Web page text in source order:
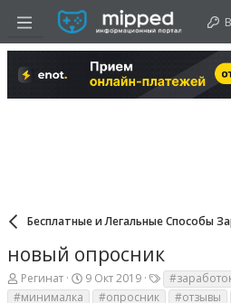
Бесплатные и Легальные Способы
новый опросник
А
в
Регинат
Д
а
9 Окт 2019
Т
е
#минималка
#опросник #отзывы